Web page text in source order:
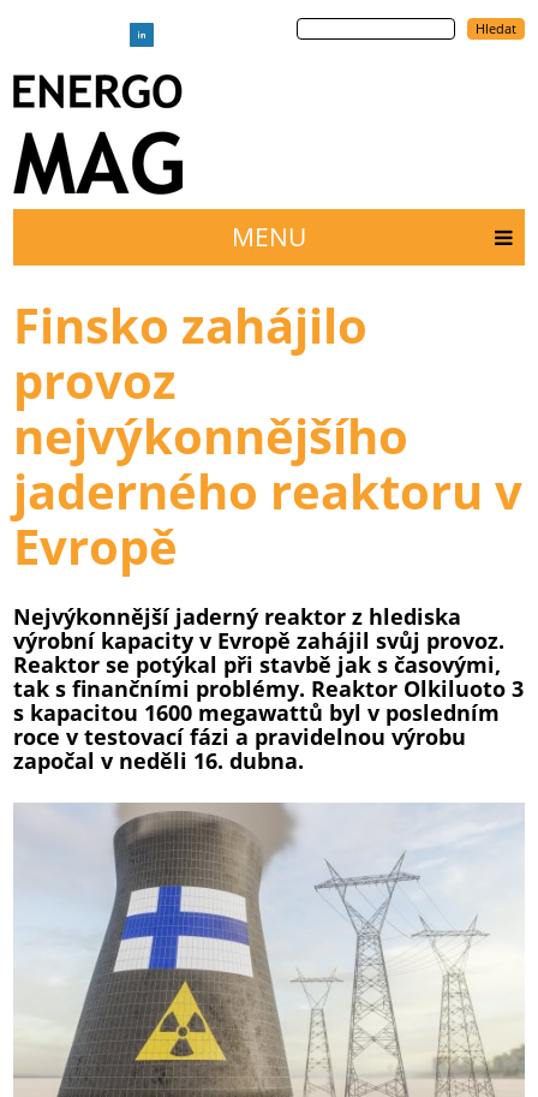
Hledat
menu
MENU
Finsko zahájilo
provoz
nejvýkonnějšího
jaderného reaktoru v
Evropě
Nejvýkonnější jaderný reaktor z hlediska
výrobní kapacity v Evropě zahájil svůj provoz.
Reaktor se potýkal při stavbě jak s časovými,
tak s finančními problémy. Reaktor Olkiluoto 3
s kapacitou 1600 megawattů byl v posledním
roce v testovací fázi a pravidelnou výrobu
započal v neděli 16. dubna.